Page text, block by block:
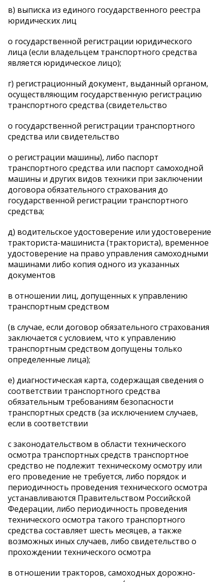
в) выписка из единого государственного реестра
юридических лиц
о государственной регистрации юридического
лица (если владельцем транспортного средства
является юридическое лицо);
г) регистрационный документ, выданный органом,
осуществляющим государственную регистрацию
транспортного средства (свидетельство
о государственной регистрации транспортного
средства или свидетельство
о регистрации машины), либо паспорт
транспортного средства или паспорт самоходной
машины и других видов техники при заключении
договора обязательного страхования до
государственной регистрации транспортного
средства;
д) водительское удостоверение или удостоверение
тракториста-машиниста (тракториста), временное
удостоверение на право управления самоходными
машинами либо копия одного из указанных
документов
в отношении лиц, допущенных к управлению
транспортным средством
(в случае, если договор обязательного страхования
заключается с условием, что к управлению
транспортным средством допущены только
определенные лица);
е) диагностическая карта, содержащая сведения о
соответствии транспортного средства
обязательным требованиям безопасности
транспортных средств (за исключением случаев,
если в соответствии
с законодательством в области технического
осмотра транспортных средств транспортное
средство не подлежит техническому осмотру или
его проведение не требуется, либо порядок и
периодичность проведения технического осмотра
устанавливаются Правительством Российской
Федерации, либо периодичность проведения
технического осмотра такого транспортного
средства составляет шесть месяцев, а также
возможных иных случаев, либо свидетельство о
прохождении технического осмотра
в отношении тракторов, самоходных дорожно-